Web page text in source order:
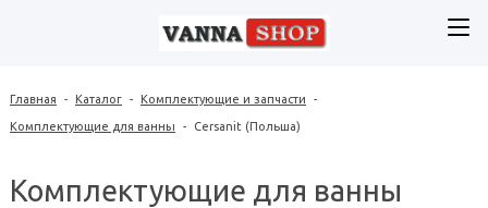
Главная - Каталог - Комплектующие и запчасти -
Комплектующие для ванны - Cersanit (Польша)
Комплектующие для ванны